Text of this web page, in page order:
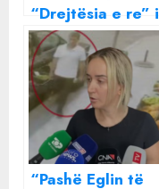
“Drejtësia e re” i
zbuti akuzën,
Denis Meçe mund
të shpëtojë
vetëm me një
gjobë
“Pashë Eglin të